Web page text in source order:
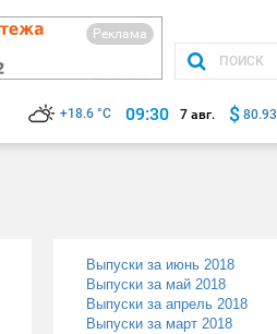
Реклама
+18.6 °C 09:30 7 авг. $ 80.93
Выпуски за июнь 2018
Выпуски за май 2018
Выпуски за апрель 2018
Выпуски за март 2018